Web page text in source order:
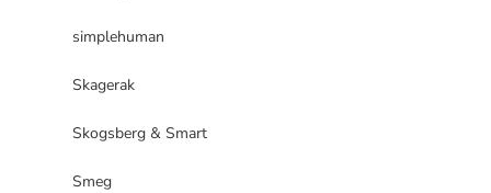
simplehuman
Skagerak
Skogsberg & Smart
Smeg